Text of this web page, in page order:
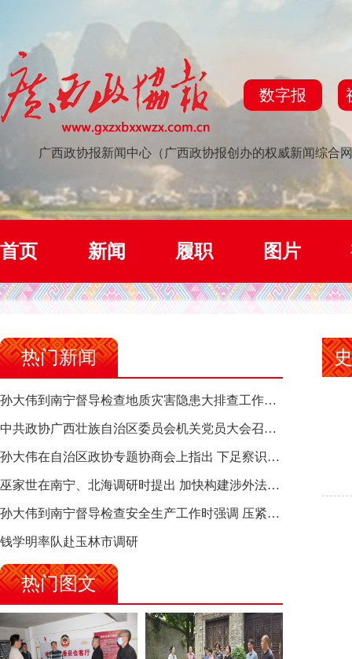
数字报
广西政协报新闻中心（广西政协报创办的权威新闻综合
首页 新闻 履职 图片
热门新闻
孙大伟到南宁督导检查地质灾害隐患大排查工作时强调 筑牢地质灾害安全防线 全力保障人民群众生命财产安全
中共政协广西壮族自治区委员会机关党员大会召开 选举产生新一届机关党委、机关纪委
孙大伟在自治区政协专题协商会上指出 下足察识谋督之功 恪尽服务大局之责 助推有色金属、关键金属产业高质量发展
巫家世在南宁、北海调研时提出 加快构建涉外法律供给集群 护航向海经济高质量发展
孙大伟到南宁督导检查安全生产工作时强调 压紧压实责任 狠抓隐患整治 坚决筑牢安全生产防线
钱学明率队赴玉林市调研
热门图文